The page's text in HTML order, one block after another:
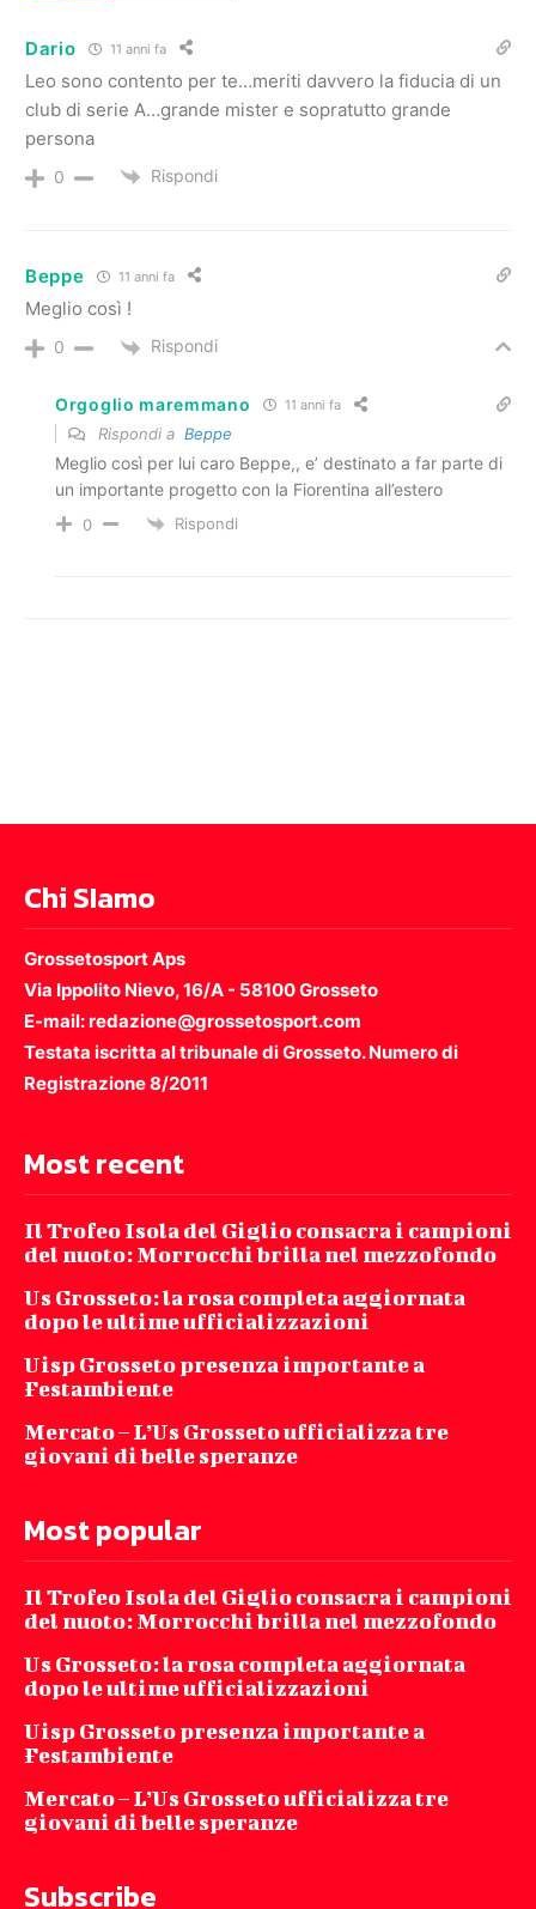
Dario 11 anni fa
Leo sono contento per te…meriti davvero la fiducia di un
club di serie A…grande mister e sopratutto grande
persona
0 Rispondi
Beppe 11 anni fa
Meglio così !
0 Rispondi
Orgoglio maremmano 11 anni fa
Rispondi a Beppe
Meglio così per lui caro Beppe,, e’ destinato a far parte di
un importante progetto con la Fiorentina all’estero
0 Rispondi
Chi SIamo
Grossetosport Aps
Via Ippolito Nievo, 16/A - 58100 Grosseto
E-mail: redazione@grossetosport.com
Testata iscritta al tribunale di Grosseto. Numero di
Registrazione 8/2011
Most recent
Il Trofeo Isola del Giglio consacra i campioni
del nuoto: Morrocchi brilla nel mezzofondo
Us Grosseto: la rosa completa aggiornata
dopo le ultime ufficializzazioni
Uisp Grosseto presenza importante a
Festambiente
Mercato – L’Us Grosseto ufficializza tre
giovani di belle speranze
Most popular
Il Trofeo Isola del Giglio consacra i campioni
del nuoto: Morrocchi brilla nel mezzofondo
Us Grosseto: la rosa completa aggiornata
dopo le ultime ufficializzazioni
Uisp Grosseto presenza importante a
Festambiente
Mercato – L’Us Grosseto ufficializza tre
giovani di belle speranze
Subscribe